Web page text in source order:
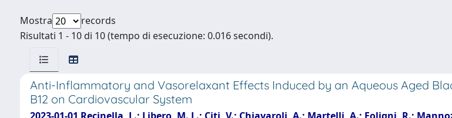
Mostra
records
Risultati 1 - 10 di 10 (tempo di esecuzione: 0.016 secondi).
Anti-Inflammatory and Vasorelaxant Effects Induced by an Aqueous Aged
B12 on Cardiovascular System